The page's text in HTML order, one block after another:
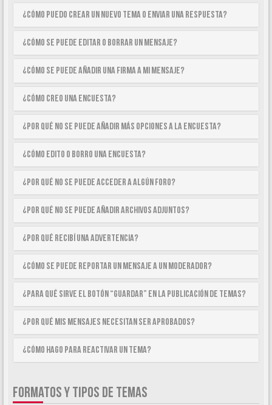
¿Cómo puedo crear un nuevo tema o enviar una respuesta?
¿Cómo se puede editar o borrar un mensaje?
¿Cómo se puede añadir una firma a mi mensaje?
¿Cómo creo una encuesta?
¿Por qué no se puede añadir más opciones a la encuesta?
¿Cómo edito o borro una encuesta?
¿Por qué no se puede acceder a algún foro?
¿Por qué no se puede añadir archivos adjuntos?
¿Por qué recibí una advertencia?
¿Cómo se puede reportar un mensaje a un moderador?
¿Para qué sirve el botón “Guardar” en la publicación de temas?
¿Por qué mis mensajes necesitan ser aprobados?
¿Cómo hago para reactivar un tema?
FORMATOS Y TIPOS DE TEMAS